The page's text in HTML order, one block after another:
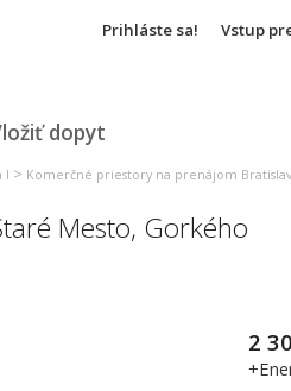
Prihláste sa! Vstup
dopyt
I > Komerčné priestory na prenájom
Mesto, Gorkého
2